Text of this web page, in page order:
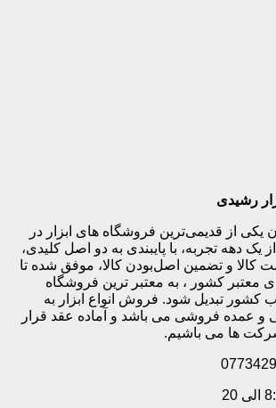
رشیدی
یکی از قدیمی‌ترین فروشگاه های ابزار در
دهه تجربه، با پایبندی به دو اصل کلیدی،
کالا و تضمین اصل‌بودن کالا، موفق شده تا
معتبر کشور ، به معتبر ترین فروشگاه
کشور تبدیل شود. فروش انواع ابزار به
عمده فروشی می باشد و آماده عقد قرار
شرکت ها می باشیم.